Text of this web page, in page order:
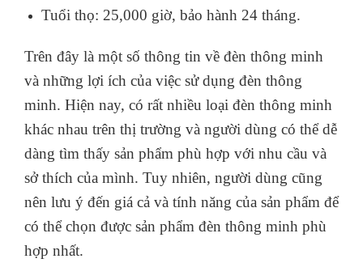
Tính năng nổi bật:
Điều khiển toàn bộ hệ thống đèn bằng
Smartphone và giọng nói.
Thay đổi nhiệt độ màu, chỉ số hoàn màu CRI
Chuẩn kết nối Bluetooth Mesh nhanh, ổn định.
Tuổi thọ: 25,000 giờ, bảo hành 24 tháng.
Trên đây là một số thông tin về đèn thông minh